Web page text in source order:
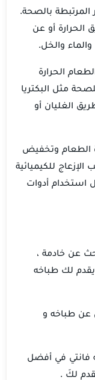
بالصحة.
أو عن
والخل.
الحرارة
مثل البكتريا
الغليان أو
الطعام وتخفيض
للكيميائية
استخدام أدوات
عن خادمة ،
يقدم لك طباخه
عن طباخه و
فانتي في أفضل
لكَ .